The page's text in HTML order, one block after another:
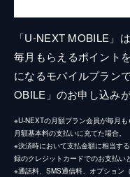
「U-NEXT MOBILE」
毎月もらえるポイント
になるモバイルプラン
OBILE」のお申し込み
※U-NEXTの月額プラン会員が毎月
月額基本料の支払いに充てた場合。
※決済時において支払金額に相当す
録のクレジットカードでのお支払い
※通話料、SMS通信料、オプション